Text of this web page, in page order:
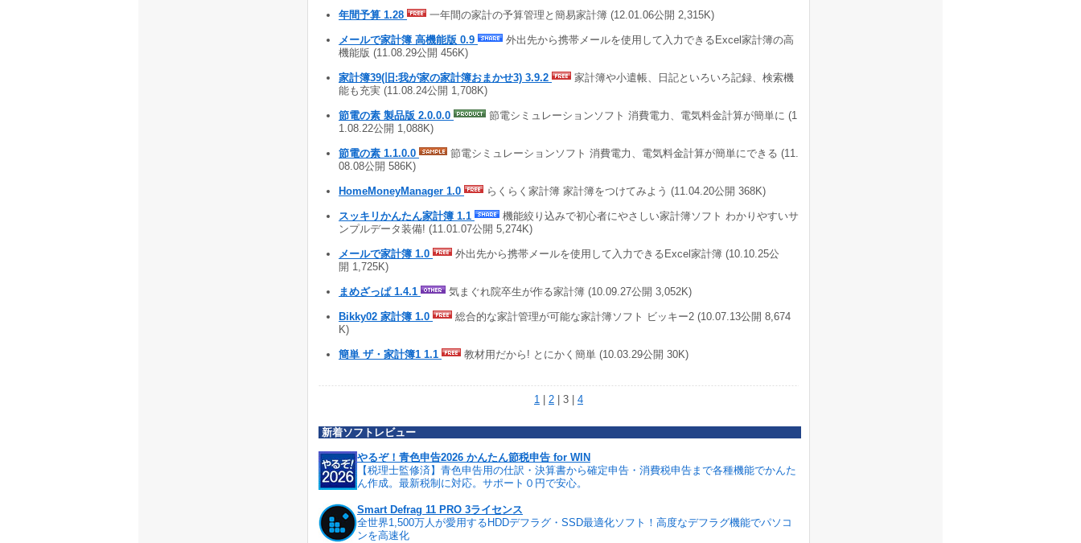
年間予算 1.28 一年間の家計の予算管理と簡易家計簿 (12.01.06公開 2,315K)
メールで家計簿 高機能版 0.9
外出先から携帯メールを使用して入力できるExcel家計簿の高
機能版 (11.08.29公開 456K)
家計簿39(旧:我が家の家計簿おまかせ3) 3.9.2
家計簿や小遣帳、日記といろいろ記録、検索機
能も充実 (11.08.24公開 1,708K)
節電の素 製品版 2.0.0.0
節電シミュレーションソフト 消費電力、電気料金計算が簡単に (1
1.08.22公開 1,088K)
節電の素 1.1.0.0
節電シミュレーションソフト 消費電力、電気料金計算が簡単にできる (11.
08.08公開 586K)
HomeMoneyManager 1.0 らくらく家計簿 家計簿をつけてみよう (11.04.20公開 368K)
スッキリかんたん家計簿 1.1
機能絞り込みで初心者にやさしい家計簿ソフト わかりやすいサ
ンプルデータ装備! (11.01.07公開 5,274K)
メールで家計簿 1.0
外出先から携帯メールを使用して入力できるExcel家計簿 (10.10.25公
開 1,725K)
まめざっぱ 1.4.1 気まぐれ院卒生が作る家計簿 (10.09.27公開 3,052K)
Bikky02 家計簿 1.0
総合的な家計管理が可能な家計簿ソフト ビッキー2 (10.07.13公開 8,674
K)
簡単 ザ・家計簿1 1.1 教材用だから! とにかく簡単 (10.03.29公開 30K)
1 | 2 | 3 | 4
新着ソフトレビュー
やるぞ！青色申告2026 かんたん節税申告 for WIN
【税理士監修済】青色申告用の仕訳・決算書から確定申告・消費税申告まで各種機能でかんた
ん作成。最新税制に対応。サポート０円で安心。
Smart Defrag 11 PRO 3ライセンス
全世界1,500万人が愛用するHDDデフラグ・SSD最適化ソフト！高度なデフラグ機能でパソコ
ンを高速化